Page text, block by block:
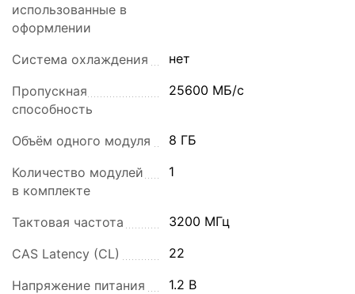
использованные в
оформлении
Система охлаждения нет
Пропускная
способность
25600 МБ/с
Объём одного модуля 8 ГБ
Количество модулей
в комплекте
1
Тактовая частота 3200 МГц
CAS Latency (CL) 22
Напряжение питания 1.2 В